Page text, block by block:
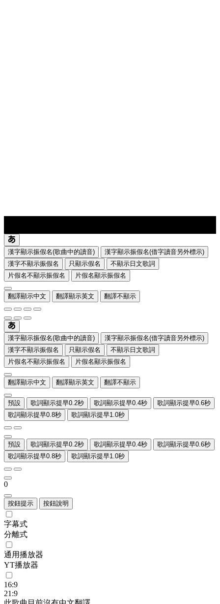
漢字顯示振假名(歌曲中的讀音)
漢字顯示振假名(借字讀音另外標示)
漢字不顯示振假名
只顯示假名
不顯示日文歌詞
片假名不顯示振假名
片假名顯示振假名
翻譯顯示中文 翻譯顯示英文 翻譯不顯示
漢字顯示振假名(歌曲中的讀音)
漢字顯示振假名(借字讀音另外標示)
漢字不顯示振假名
只顯示假名
不顯示日文歌詞
片假名不顯示振假名
片假名顯示振假名
翻譯顯示中文 翻譯顯示英文 翻譯不顯示
預設 歌詞顯示提早0.2秒 歌詞顯示提早0.4秒
歌詞顯示提早0.6秒
歌詞顯示提早0.8秒
歌詞顯示提早1.0秒
預設 歌詞顯示提早0.2秒 歌詞顯示提早0.4秒
歌詞顯示提早0.6秒
歌詞顯示提早0.8秒
歌詞顯示提早1.0秒
0
按鈕提示 按鈕說明
字幕式
分離式
通用播放器
YT播放器
16:9
21:9